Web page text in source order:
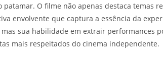
patamar. O filme não apenas destaca temas
envolvente que captura a essência da
sua habilidade em extrair performances
mais respeitados do cinema independente.